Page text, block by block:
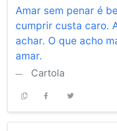
Amar sem penar é
cumprir custa caro.
achar. O que acho
amar.
Cartola